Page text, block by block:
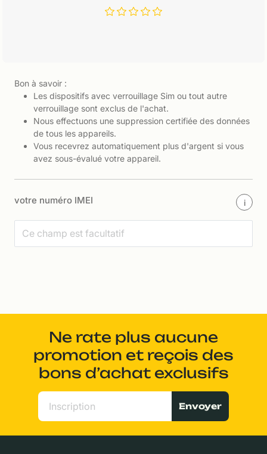
Bon à savoir :
Les dispositifs avec verrouillage Sim ou tout autre
verrouillage sont exclus de l'achat.
Nous effectuons une suppression certifiée des données
de tous les appareils.
Vous recevrez automatiquement plus d'argent si vous
avez sous-évalué votre appareil.
votre numéro IMEI i
Ne rate plus aucune
promotion et reçois des
bons d’achat exclusifs
Envoyer